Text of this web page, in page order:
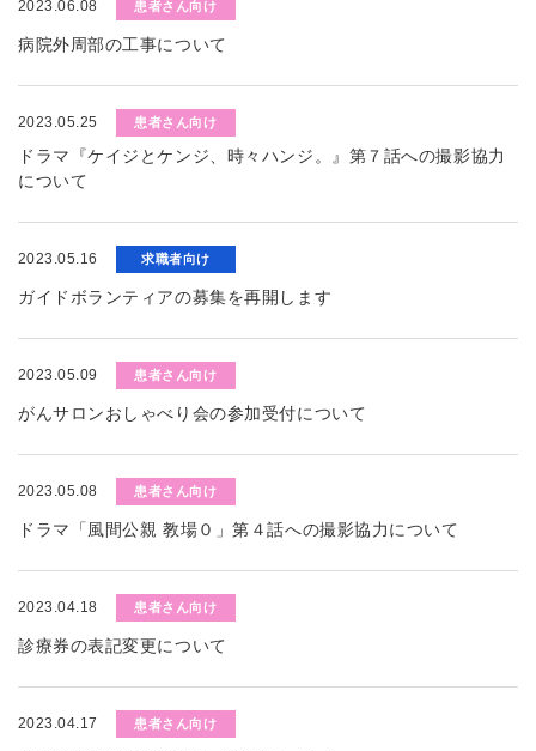
2023.06.08 患者さん向け
病院外周部の工事について
2023.05.25 患者さん向け
ドラマ『ケイジとケンジ、時々ハンジ。』第７話への撮影協力
について
2023.05.16 求職者向け
ガイドボランティアの募集を再開します
2023.05.09 患者さん向け
がんサロンおしゃべり会の参加受付について
2023.05.08 患者さん向け
ドラマ「風間公親 教場０」第４話への撮影協力について
2023.04.18 患者さん向け
診療券の表記変更について
2023.04.17 患者さん向け